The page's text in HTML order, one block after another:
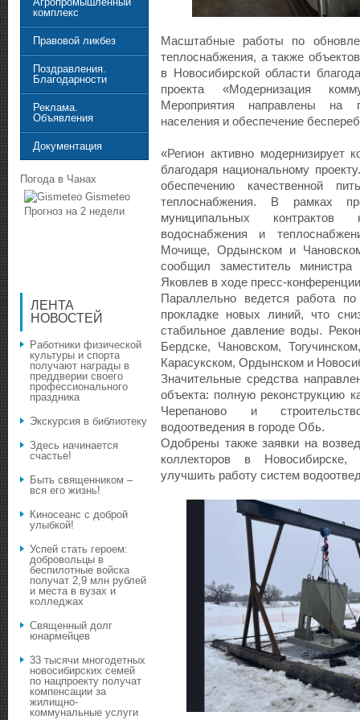
Масштабные работы по
теплоснабжения, а также
в Новосибирской области
проекта «Модернизация
Мероприятия направлены на
населения и обеспечение
«Регион активно модернизирует
благодаря национальному
обеспечению качественной
теплоснабжения. В рамках
муниципальных
водоснабжения и
Мочище, Ордынском и
сообщил заместитель
Яковлев в ходе пресс-
Параллельно ведется работа
прокладке новых линий, что
стабильное давление воды.
Бердске, Чановском,
Карасукском, Ордынском и
Значительные средства
объекта: полную реконструкцию
Черепаново и
водоотведения в городе Обь.
Одобрены также заявки на
коллекторов в Новосибирске,
улучшить работу систем
комплекс
Правовой ликбез
Поздравления.
Благодарности
Реклама.
Объявления
Документация
Погода в Чанах
Gismeteo
Прогноз на 2 недели
ЛЕНТА
НОВОСТЕЙ
Работники физической
культуры и спорта
получают награды в
преддверии своего
профессионального
праздника
Экскурсия в библиотеку
Здесь начинается
счастье!
Быть священником –
вся его жизнь!
Киносеанс с доброй
улыбкой!
Успей стать героем:
добровольцы в
беспилотные войска
получат 2,9 млн рублей
и места в вузах и
колледжах
Священный долг
юнармейцев
33 тысячи многодетных
новосибирских семей
по нацпроекту получат
компенсации за
жилищно-
коммунальные услуги